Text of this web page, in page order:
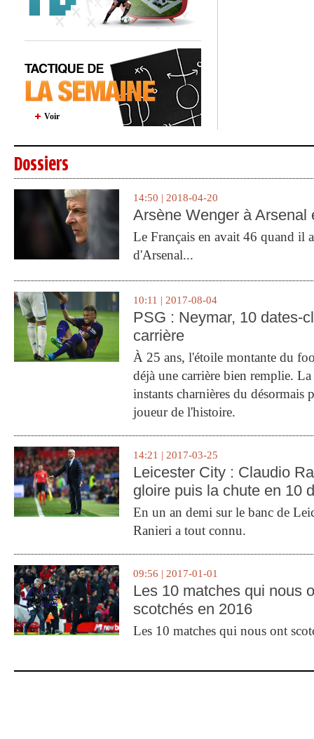
Voir
Dossiers
14:50 | 2018-04-20
Arsène Wenger à Arsenal
Le Français en avait 46 quand il
d'Arsenal...
10:11 | 2017-08-04
PSG : Neymar, 10 dates-
carrière
À 25 ans, l'étoile montante du
déjà une carrière bien remplie.
instants charnières du désormais
joueur de l'histoire.
14:21 | 2017-03-25
Leicester City : Claudio
gloire puis la chute en 10
En un an demi sur le banc de
Ranieri a tout connu.
09:56 | 2017-01-01
Les 10 matches qui nous
scotchés en 2016
Les 10 matches qui nous ont